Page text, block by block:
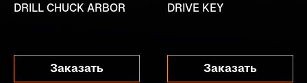
DRILL CHUCK ARBOR
Заказать
DRIVE KEY
Заказать